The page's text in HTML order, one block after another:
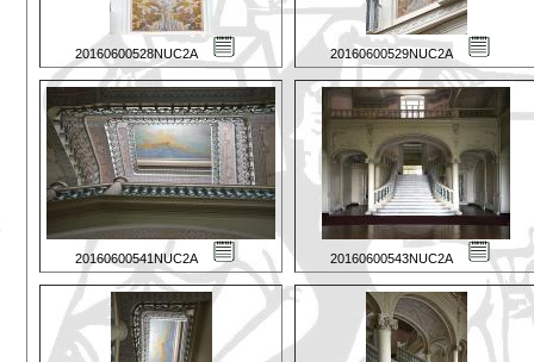
20160600528NUC2A 20160600529NUC2A
20160600541NUC2A 20160600543NUC2A